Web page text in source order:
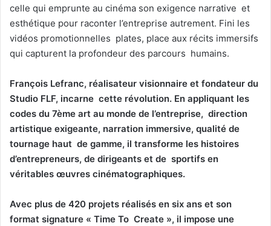
celle qui emprunte au cinéma son exigence narrative et
esthétique pour raconter l’entreprise autrement. Fini les
vidéos promotionnelles plates, place aux récits immersifs
qui capturent la profondeur des parcours humains.
François Lefranc, réalisateur visionnaire et fondateur du
Studio FLF, incarne cette révolution. En appliquant les
codes du 7ème art au monde de l’entreprise, direction
artistique exigeante, narration immersive, qualité de
tournage haut de gamme, il transforme les histoires
d’entrepreneurs, de dirigeants et de sportifs en
véritables œuvres cinématographiques.
Avec plus de 420 projets réalisés en six ans et son
format signature « Time To Create », il impose une